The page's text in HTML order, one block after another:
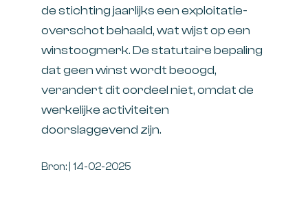
de stichting jaarlijks een exploitatie-
overschot behaald, wat wijst op een
winstoogmerk. De statutaire bepaling
dat geen winst wordt beoogd,
verandert dit oordeel niet, omdat de
werkelijke activiteiten
doorslaggevend zijn.
Bron: | 14-02-2025